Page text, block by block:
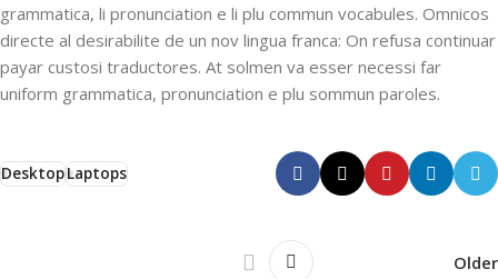
grammatica, li pronunciation e li plu commun vocabules. Omnicos
directe al desirabilite de un nov lingua franca: On refusa continuar
payar custosi traductores. At solmen va esser necessi far
uniform grammatica, pronunciation e plu sommun paroles.
DesktopLaptops
Older